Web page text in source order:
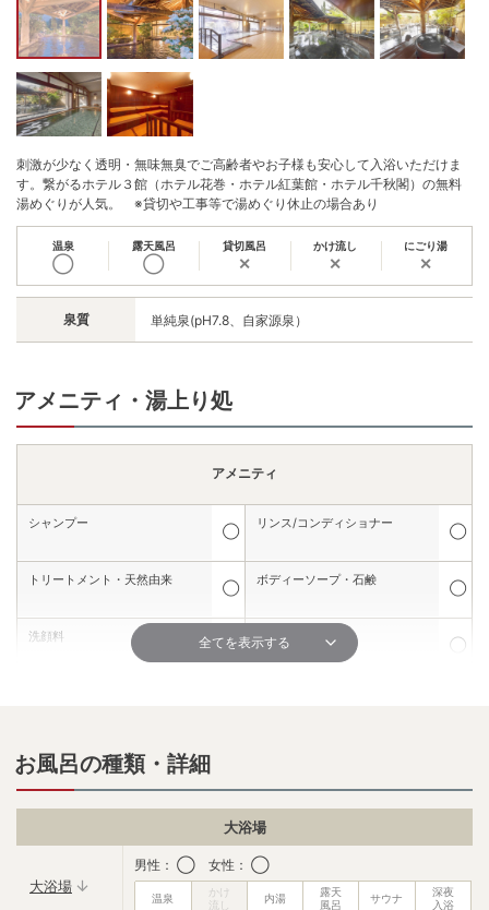
刺激が少なく透明・無味無臭でご高齢者やお子様も安心して入浴いただけま
す。繋がるホテル３館（ホテル花巻・ホテル紅葉館・ホテル千秋閣）の無料
湯めぐりが人気。 ※貸切や工事等で湯めぐり休止の場合あり
温泉
◯
露天風呂
◯
貸切風呂
✕
かけ流し
✕
にごり湯
✕
泉質 単純泉(pH7.8、自家源泉）
アメニティ・湯上り処
アメニティ
シャンプー
◯
リンス/コンディショナー
◯
トリートメント・天然由来
◯
ボディーソープ・石鹸
◯
洗顔料
◯
髭剃り
◯
保湿液・乳液
シャワーキャップ コットン
✕
ドライヤー
全てを表示する
お風呂の種類・詳細
大浴場
大浴場
男性： ◯ 女性： ◯